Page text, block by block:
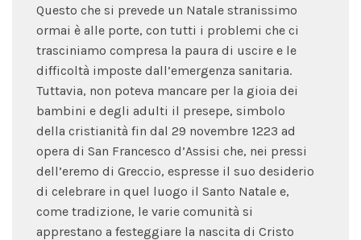
Questo che si prevede un Natale stranissimo
ormai è alle porte, con tutti i problemi che ci
trasciniamo compresa la paura di uscire e le
difficoltà imposte dall’emergenza sanitaria.
Tuttavia, non poteva mancare per la gioia dei
bambini e degli adulti il presepe, simbolo
della cristianità fin dal 29 novembre 1223 ad
opera di San Francesco d’Assisi che, nei pressi
dell’eremo di Greccio, espresse il suo desiderio
di celebrare in quel luogo il Santo Natale e,
come tradizione, le varie comunità si
apprestano a festeggiare la nascita di Cristo